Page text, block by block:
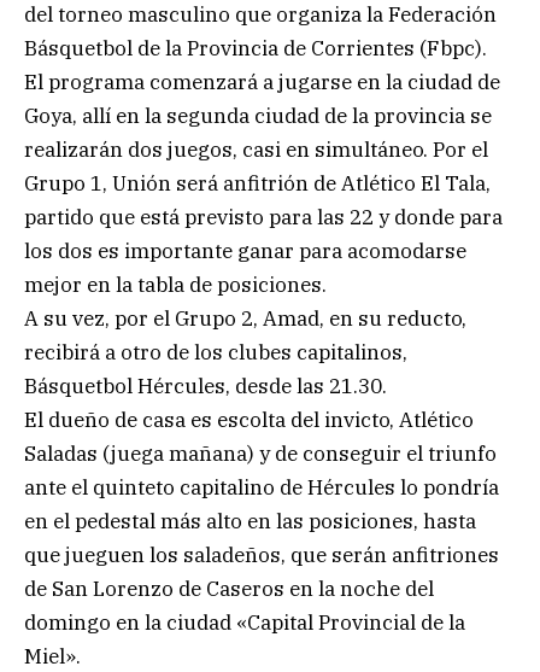
del torneo masculino que organiza la Federación
Básquetbol de la Provincia de Corrientes (Fbpc).
El programa comenzará a jugarse en la ciudad de
Goya, allí en la segunda ciudad de la provincia se
realizarán dos juegos, casi en simultáneo. Por el
Grupo 1, Unión será anfitrión de Atlético El Tala,
partido que está previsto para las 22 y donde para
los dos es importante ganar para acomodarse
mejor en la tabla de posiciones.
A su vez, por el Grupo 2, Amad, en su reducto,
recibirá a otro de los clubes capitalinos,
Básquetbol Hércules, desde las 21.30.
El dueño de casa es escolta del invicto, Atlético
Saladas (juega mañana) y de conseguir el triunfo
ante el quinteto capitalino de Hércules lo pondría
en el pedestal más alto en las posiciones, hasta
que jueguen los saladeños, que serán anfitriones
de San Lorenzo de Caseros en la noche del
domingo en la ciudad «Capital Provincial de la
Miel».